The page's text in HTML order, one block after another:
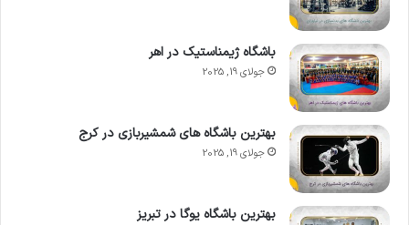
باشگاه ژیمناستیک در اهر
جولای 19, 2025
بهترین باشگاه های شمشیربازی در کرج
جولای 19, 2025
بهترین باشگاه یوگا در تبریز